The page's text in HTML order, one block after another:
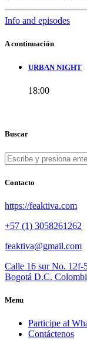
Info and episodes
A continuación
URBAN NIGHT
18:00
Buscar
Contacto
https://feaktiva.com
+57 (1) 3058261262
feaktiva@gmail.com
Calle 16 sur No. 12f-
Bogotá D.C.
Menu
Participe al
Contáctenos